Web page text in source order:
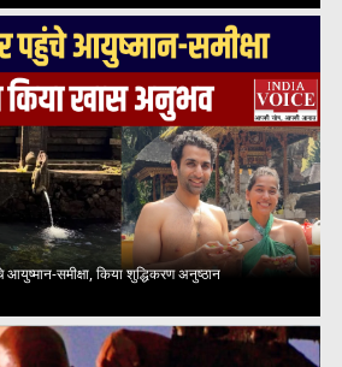
आयुष्मान-समीक्षा, किया शुद्धिकरण अनुष्ठान